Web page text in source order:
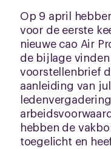
Op 9 april
voor de eerste
nieuwe cao Air
de bijlage
voorstellenbrief
aanleiding van
hebben de
toegelicht en